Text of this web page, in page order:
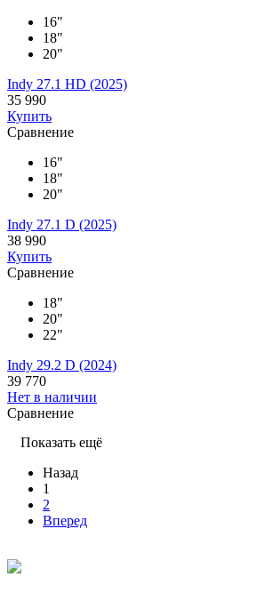
16"
18"
20"
Indy 27.1 HD (2025)
35 990
Купить
Сравнение
16"
18"
20"
Indy 27.1 D (2025)
38 990
Купить
Сравнение
18"
20"
22"
Indy 29.2 D (2024)
39 770
Нет в наличии
Сравнение
Показать ещё
Назад
1
2
Вперед